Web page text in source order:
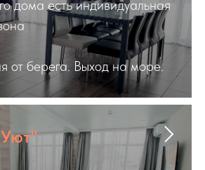
пространство на берегу Обского
семейных праздников, юбилеев
свадеб до 50 человек в окружении
близких.
Рассчитать стоимость
дома есть индивидуальная
от берега. Выход на море.